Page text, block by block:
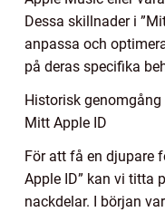
Dessa skillnader i
anpassa och
på deras specifika
Historisk
Mitt Apple ID
För att få en djupare
Apple ID” kan vi titta
nackdelar. I början